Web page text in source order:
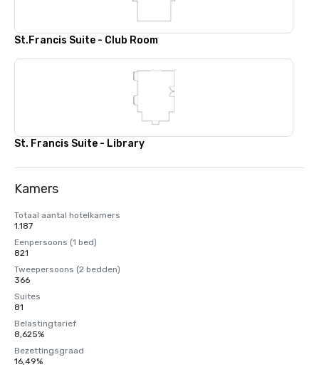
St.Francis Suite - Club Room
St. Francis Suite - Library
Kamers
Totaal aantal hotelkamers
1.187
Eenpersoons (1 bed)
821
Tweepersoons (2 bedden)
366
Suites
81
Belastingtarief
8,625%
Bezettingsgraad
16,49%